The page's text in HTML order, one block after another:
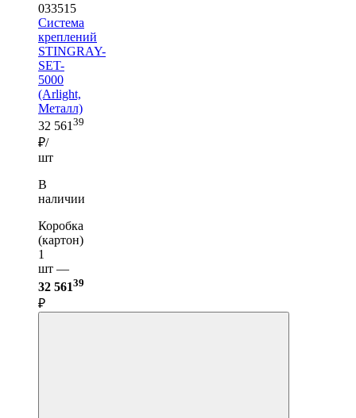
033515
Система
креплений
STINGRAY-
SET-
5000
(Arlight,
Металл)
32 561 39
₽/
шт
В
наличии
Коробка
(картон)
1
шт —
32 56139
₽